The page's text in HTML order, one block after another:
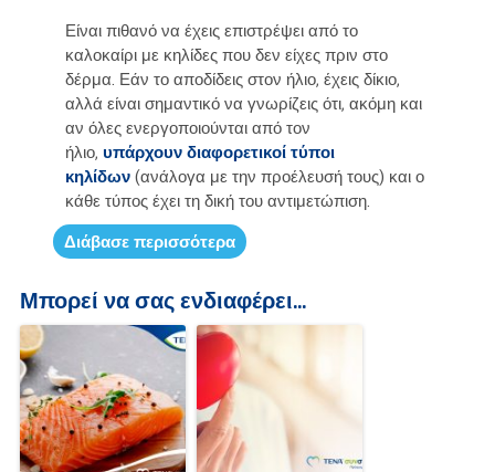
Είναι πιθανό να έχεις επιστρέψει από το
καλοκαίρι με κηλίδες που δεν είχες πριν στο
δέρμα. Εάν το αποδίδεις στον ήλιο, έχεις δίκιο,
αλλά είναι σημαντικό να γνωρίζεις ότι, ακόμη και
αν όλες ενεργοποιούνται από τον
ήλιο, υπάρχουν διαφορετικοί τύποι
κηλίδων (ανάλογα με την προέλευσή τους) και ο
κάθε τύπος έχει τη δική του αντιμετώπιση.
Διάβασε περισσότερα
Μπορεί να σας ενδιαφέρει...